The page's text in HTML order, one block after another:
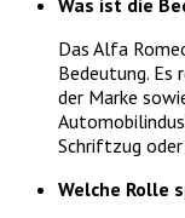
Das Alfa
Bedeutung. Es
der Marke
Schriftzug
Welche Rolle